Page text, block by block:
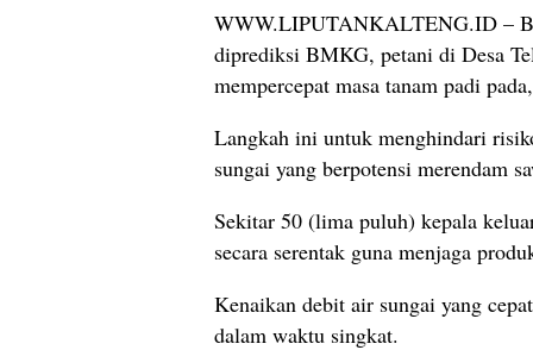
WWW.LIPUTANKALTENG.ID –
diprediksi BMKG, petani di Desa
mempercepat masa tanam padi
Langkah ini untuk menghindari
sungai yang berpotensi merendam
Sekitar 50 (lima puluh) kepala
secara serentak guna menjaga
Kenaikan debit air sungai yang
dalam waktu singkat.